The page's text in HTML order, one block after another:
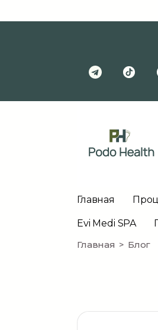
Главная
Evi Medi SPA
Главная
Блог